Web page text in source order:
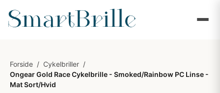
Forside / Cykelbriller /
Ongear Gold Race Cykelbrille - Smoked/Rainbow PC Linse -
Mat Sort/Hvid